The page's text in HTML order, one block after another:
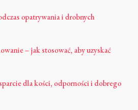
opatrywania i drobnych
– jak stosować, aby uzyskać
dla kości, odporności i dobrego